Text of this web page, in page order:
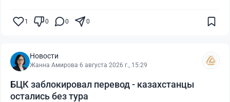
1 0 0 0
Новости
Жанна Амирова·6 августа 2026 г., 15:29
БЦК заблокировал перевод - казахстанцы
остались без тура